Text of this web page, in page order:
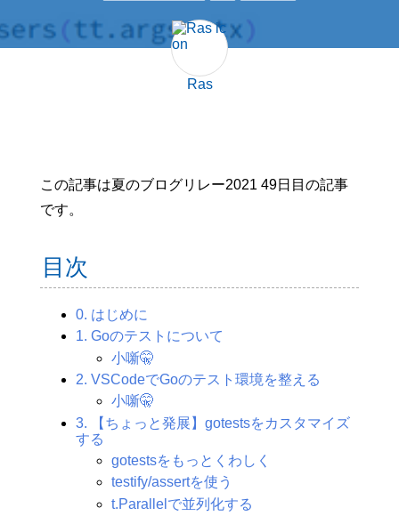
Ras
この記事は夏のブログリレー2021 49日目の記事
です。
目次
0. はじめに
1. Goのテストについて
小噺🤫
2. VSCodeでGoのテスト環境を整える
小噺🤫
3. 【ちょっと発展】gotestsをカスタマイズ
する
gotestsをもっとくわしく
testify/assertを使う
t.Parallelで並列化する